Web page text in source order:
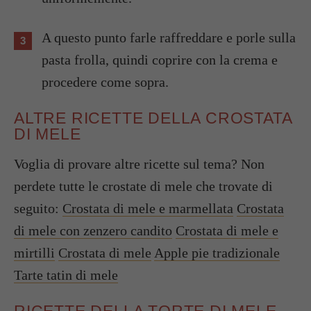
A questo punto farle raffreddare e porle sulla
pasta frolla, quindi coprire con la crema e
procedere come sopra.
ALTRE RICETTE DELLA CROSTATA
DI MELE
Voglia di provare altre ricette sul tema? Non
perdete tutte le crostate di mele che trovate di
seguito: Crostata di mele e marmellata Crostata
di mele con zenzero candito Crostata di mele e
mirtilli Crostata di mele Apple pie tradizionale
Tarte tatin di mele